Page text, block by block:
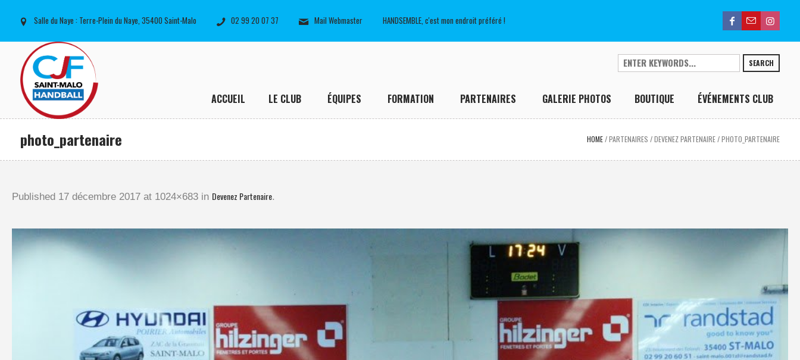
Salle du Naye : Terre-Plein du Naye, 35400 Saint-Malo 02 99 20 07 37 Mail Webmaster HANDSEMBLE, c'est mon endroit préféré !
SEARCH
ACCUEIL LE CLUB ÉQUIPES FORMATION PARTENAIRES GALERIE PHOTOS BOUTIQUE ÉVÉNEMENTS CLUB
photo_partenaire HOME /PARTENAIRES /DEVENEZ PARTENAIRE /PHOTO_PARTENAIRE
Published 17 décembre 2017 at 1024×683 in Devenez Partenaire.